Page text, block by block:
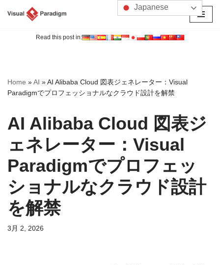
へ
ス
ッ
プ
Read this post in:
Home »AI »AI Alibaba Cloud 図表ジェネレーター：Visual
Paradigmでプロフェッショナルなクラウド設計を解禁
AI Alibaba Cloud 図表ジ
ェネレーター：Visual
Paradigmでプロフェッ
ショナルなクラウド設計
を解禁
3月 2, 2026
Japanese